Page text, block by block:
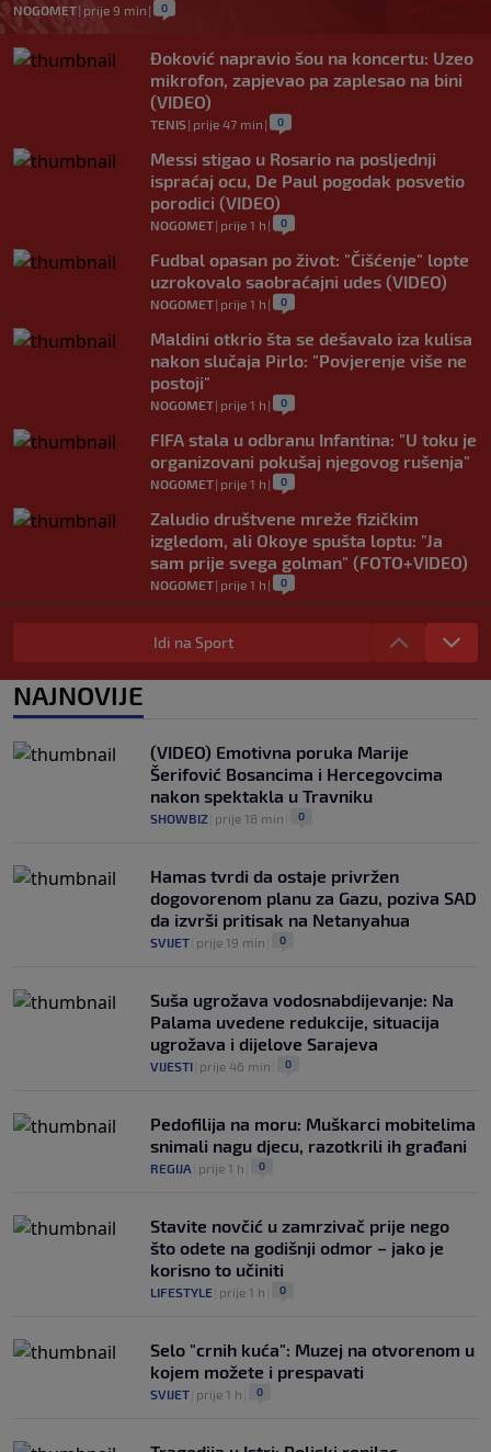
NOGOMET| prije 9 min | 0
Đoković napravio šou na koncertu: Uzeo
mikrofon, zapjevao pa zaplesao na bini
(VIDEO)
TENIS| prije 47 min | 0
Messi stigao u Rosario na posljednji
ispraćaj ocu, De Paul pogodak posvetio
porodici (VIDEO)
NOGOMET| prije 1 h | 0
Fudbal opasan po život: "Čišćenje" lopte
uzrokovalo saobraćajni udes (VIDEO)
NOGOMET| prije 1 h | 0
Maldini otkrio šta se dešavalo iza kulisa
nakon slučaja Pirlo: "Povjerenje više ne
postoji"
NOGOMET| prije 1 h | 0
FIFA stala u odbranu Infantina: "U toku je
organizovani pokušaj njegovog rušenja"
NOGOMET| prije 1 h | 0
Zaludio društvene mreže fizičkim
izgledom, ali Okoye spušta loptu: "Ja
sam prije svega golman" (FOTO+VIDEO)
NOGOMET| prije 1 h | 0
Japanac šetao Baščaršijom pa slučajno
sreo legendu Galatasaraya: Nije znao ko
0
ulogu u Milanu: Gazzetta nagovijestila
veliki potez
0
Idi na Sport
NAJNOVIJE
(VIDEO) Emotivna poruka Marije
Šerifović Bosancima i Hercegovcima
nakon spektakla u Travniku
SHOWBIZ prije 18 min 0
Hamas tvrdi da ostaje privržen
dogovorenom planu za Gazu, poziva SAD
da izvrši pritisak na Netanyahua
SVIJET prije 19 min 0
Suša ugrožava vodosnabdijevanje: Na
Palama uvedene redukcije, situacija
ugrožava i dijelove Sarajeva
VIJESTI prije 46 min 0
Pedofilija na moru: Muškarci mobitelima
snimali nagu djecu, razotkrili ih građani
REGIJA prije 1 h 0
Stavite novčić u zamrzivač prije nego
što odete na godišnji odmor – jako je
korisno to učiniti
LIFESTYLE prije 1 h 0
Selo "crnih kuća": Muzej na otvorenom u
kojem možete i prespavati
SVIJET prije 1 h 0